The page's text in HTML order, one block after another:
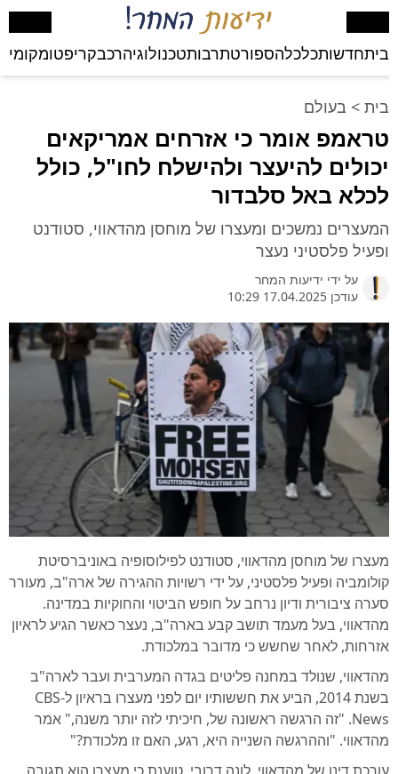
ביתחדשותכלכלהספורטתרבותטכנולוגיהרכבקריפטומקומי
בית > בעולם
טראמפ אומר כי אזרחים אמריקאים
יכולים להיעצר ולהישלח לחו"ל, כולל
לכלא באל סלבדור
המעצרים נמשכים ומעצרו של מוחסן מהדאווי, סטודנט
ופעיל פלסטיני נעצר
על ידי ידיעות המחר
עודכן 17.04.2025 10:29
מעצרו של מוחסן מהדאווי, סטודנט לפילוסופיה באוניברסיטת
קולומביה ופעיל פלסטיני, על ידי רשויות ההגירה של ארה"ב, מעורר
סערה ציבורית ודיון נרחב על חופש הביטוי והחוקיות במדינה.
מהדאווי, בעל מעמד תושב קבע בארה"ב, נעצר כאשר הגיע לראיון
אזרחות, לאחר שחשש כי מדובר במלכודת.
מהדאווי, שנולד במחנה פליטים בגדה המערבית ועבר לארה"ב
בשנת 2014, הביע את חששותיו יום לפני מעצרו בראיון ל-CBS
News. "זה הרגשה ראשונה של, חיכיתי לזה יותר משנה," אמר
מהדאווי. "וההרגשה השנייה היא, רגע, האם זו מלכודת?"